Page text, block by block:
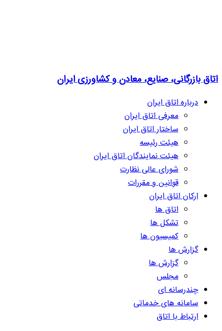
اتاق بازرگانی، صنایع، معادن و کشاورزی ایران
درباره اتاق ایران
معرفی اتاق ایران
ساختار اتاق ایران
هیئت رئیسه
هیئت نمایندگان اتاق ایران
شورای عالی نظارت
قوانین و مقررات
ارکان اتاق ایران
اتاق ها
تشکل ها
کمیسیون ها
گزارش ها
گزارش ها
مجلس
چندرسانه ای
سامانه های خدماتی
ارتباط با اتاق